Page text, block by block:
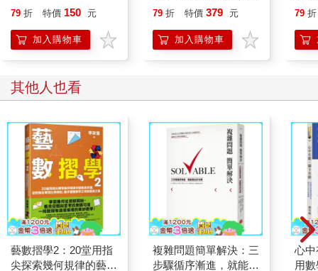
八○年代對於從前氣候的知識增加，顯示這不太可能，因為冰河時
期需要數千年才會形成。
升，全球冷卻的情境才終於被棄之不談。到了一九八○年代晚期，
全球年均溫曲線急遽上升，先前一九五○年代晚期及一九六○年代
八年時，美國太空總署戈達德太空研究所（NASA Goddard
Institute for Space Studies）所長漢森教授（Jim Hansen），曾受
邀到美國參議員院能源與自然資源委員會證實此事。他陳述道：
「全球暖到了這個地步，我們已經能夠更有信心地去歸納，溫室
效應與所觀察到的暖化，確實存在因果關係⋯⋯並且現在已經發
生了。」這番證詞受到媒體廣泛報導，全球暖化成為主流議題。
因此氣候變遷終於得到承認，似乎是由於全球年均溫上升所致。
二○二一年最新的IPCC科學報告，廣泛審視、綜合各種資料集。
79 折 特價 150 元
加入購物車
恭談以心轉境的適齡漫
79 折 特價 379 元
加入購物車
79 折
其他人也看
藝數摺學2：20堂用指
尖探索幾何規律的藝數
複雜問題簡單解決：三
步驟循序漸進，就能做
心
用